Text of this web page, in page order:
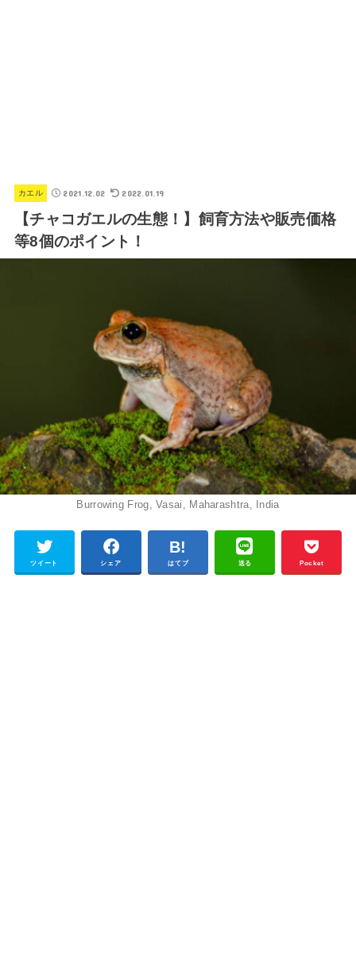
カエル 2021.12.02 2022.01.19
【チャコガエルの生態！】飼育方法や販売価格
等8個のポイント！
Burrowing Frog, Vasai, Maharashtra, India
ツイート シェア はてブ 送る Pocket